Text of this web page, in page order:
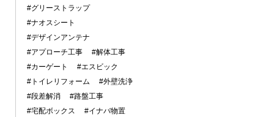
#グリーストラップ
#ナオスシート
#デザインアンテナ
#アプローチ工事
#解体工事
#カーゲート
#エスビック
#トイレリフォーム
#外壁洗浄
#段差解消
#路盤工事
#宅配ボックス
#イナバ物置